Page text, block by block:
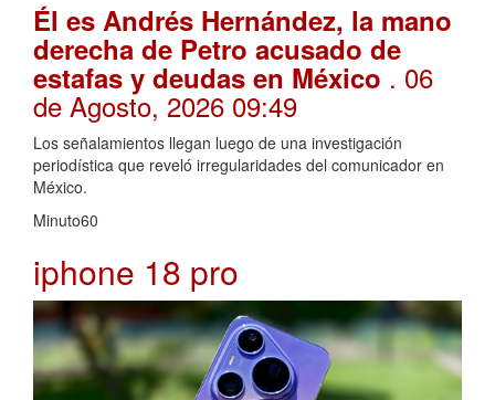
Él es Andrés Hernández, la mano
derecha de Petro acusado de
estafas y deudas en México . 06
de Agosto, 2026 09:49
Los señalamientos llegan luego de una investigación
periodística que reveló irregularidades del comunicador en
México.
Minuto60
iphone 18 pro